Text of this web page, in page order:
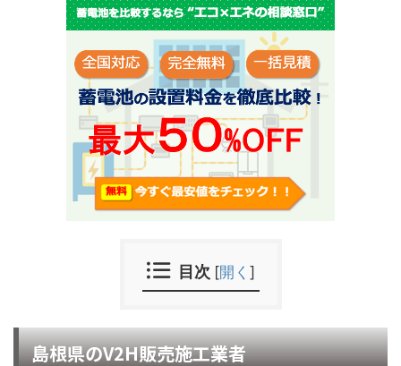
目次 [開く ]
島根県のV2H販売施工業者